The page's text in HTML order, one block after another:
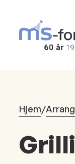
hovedinnhold
Hjem/